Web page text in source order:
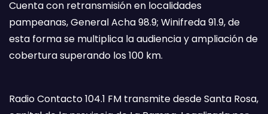
Cuenta con retransmisión en localidades
pampeanas, General Acha 98.9; Winifreda 91.9, de
esta forma se multiplica la audiencia y ampliación de
cobertura superando los 100 km.
Radio Contacto 104.1 FM transmite desde Santa Rosa,